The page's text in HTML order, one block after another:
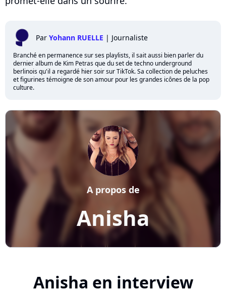
Par Yohann RUELLE | Journaliste
Branché en permanence sur ses playlists, il sait aussi bien parler du
dernier album de Kim Petras que du set de techno underground
berlinois qu'il a regardé hier soir sur TikTok. Sa collection de peluches
et figurines témoigne de son amour pour les grandes icônes de la pop
culture.
Anisha
A propos de
Anisha en interview